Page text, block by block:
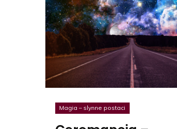
Magia – slynne postaci